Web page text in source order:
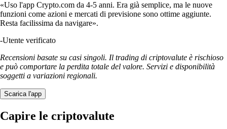
«Uso l'app Crypto.com da 4-5 anni. Era già semplice, ma le nuove
funzioni come azioni e mercati di previsione sono ottime aggiunte.
Resta facilissima da navigare».
-Utente verificato
Recensioni basate su casi singoli. Il trading di criptovalute è rischioso
e può comportare la perdita totale del valore. Servizi e disponibilità
soggetti a variazioni regionali.
Scarica l'app
Capire le criptovalute